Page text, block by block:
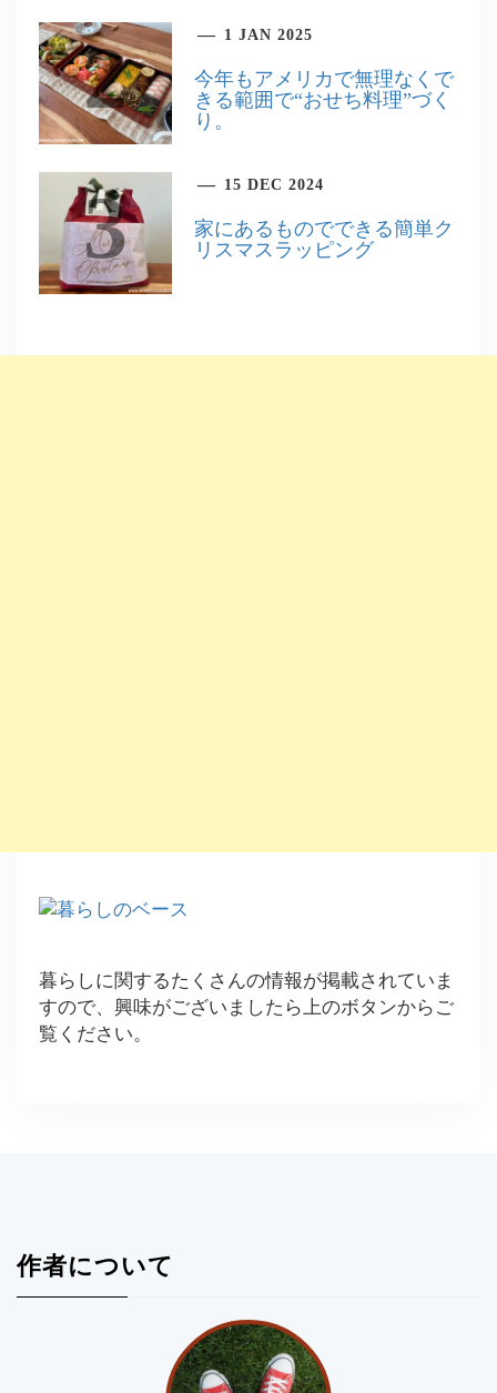
2 1 JAN 2025
今年もアメリカで無理なくで
きる範囲で“おせち料理”づく
り。
3 15 DEC 2024
家にあるものでできる簡単ク
リスマスラッピング
暮らしに関するたくさんの情報が掲載されていま
すので、興味がございましたら上のボタンからご
覧ください。
作者について